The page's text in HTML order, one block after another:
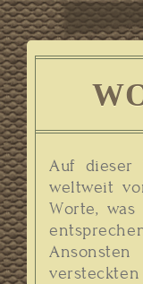
Auf dieser
weltweit
Worte,